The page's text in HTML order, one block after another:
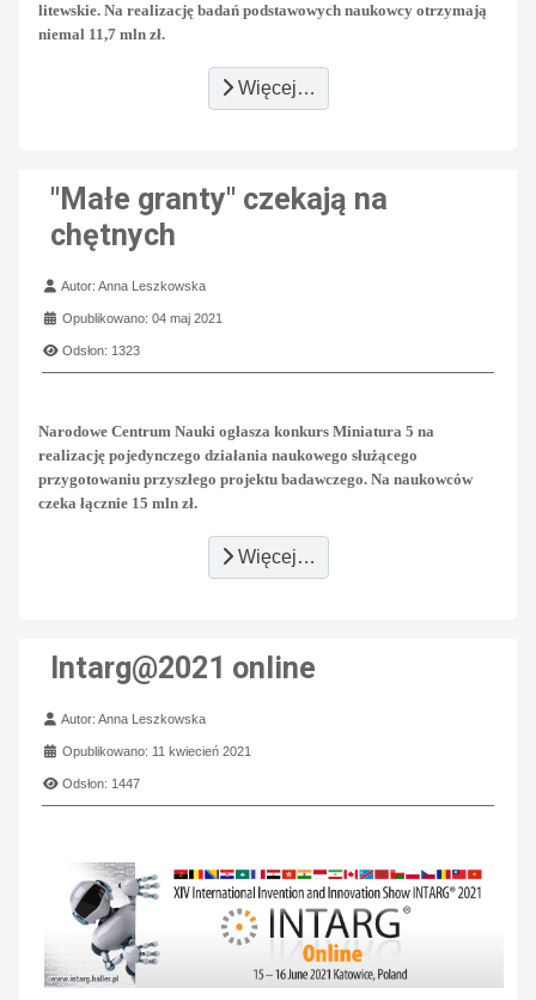
litewskie. Na realizację badań podstawowych naukowcy otrzymają
niemal 11,7 mln zł.
Więcej…
"Małe granty" czekają na
chętnych
Szczegóły
Autor:Anna Leszkowska
Opublikowano: 04 maj 2021
Odsłon: 1323
Narodowe Centrum Nauki ogłasza konkurs Miniatura 5 na
realizację pojedynczego działania naukowego służącego
przygotowaniu przyszłego projektu badawczego. Na naukowców
czeka łącznie 15 mln zł.
Więcej…
Intarg@2021 online
Szczegóły
Autor:Anna Leszkowska
Opublikowano: 11 kwiecień 2021
Odsłon: 1447